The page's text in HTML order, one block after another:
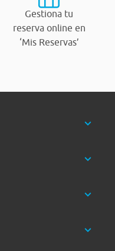
Gestiona tu
reserva online en
‘Mis Reservas’